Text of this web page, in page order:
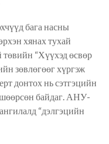
бага насны
хянах тухай
“Хүүхэд өсвөр
зөвлөгөөг хүргэж
донтох нь сэтгэцийн
байдаг. АНУ-
“дэлгэцийн